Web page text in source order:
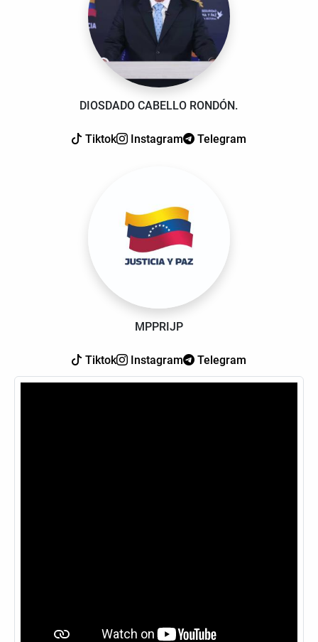
DIOSDADO CABELLO RONDÓN.
Tiktok Instagram Telegram
MPPRIJP
Tiktok Instagram Telegram